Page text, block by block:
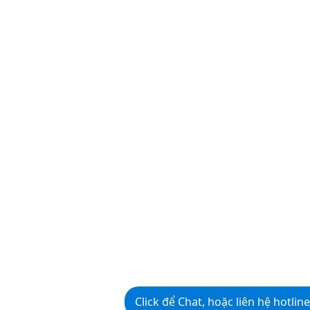
Click để Chat, hoặc liên hệ